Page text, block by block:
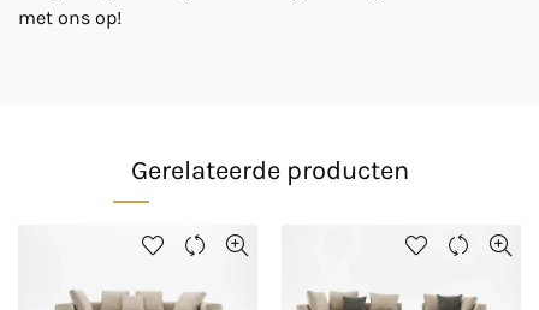
met ons op!
Gerelateerde producten